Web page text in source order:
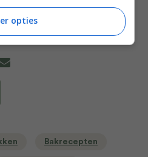
Bakrecepten
opties